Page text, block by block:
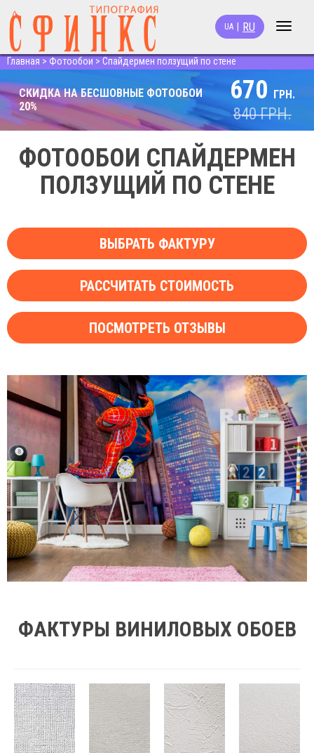
Toggle
UA RU
Главная > Фотообои > Спайдермен ползущий по стене
СКИДКА НА БЕСШОВНЫЕ ФОТООБОИ
20%
670 ГРН.
840ГРН.
ФОТООБОИ СПАЙДЕРМЕН
ПОЛЗУЩИЙ ПО СТЕНЕ
ВЫБРАТЬ ФАКТУРУ
РАССЧИТАТЬ СТОИМОСТЬ
ПОСМОТРЕТЬ ОТЗЫВЫ
ФАКТУРЫ ВИНИЛОВЫХ ОБОЕВ